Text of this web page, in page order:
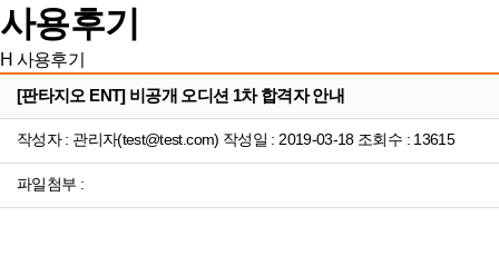
사용후기
H 사용후기
[판타지오 ENT] 비공개 오디션 1차 합격자 안내
작성자 : 관리자(test@test.com) 작성일 : 2019-03-18 조회수 : 13615
파일첨부 :